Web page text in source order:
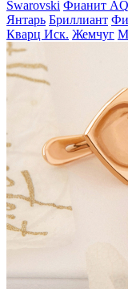
Swarovski Фианит AQ
Янтарь Бриллиант
Кварц Иск. Жемчуг